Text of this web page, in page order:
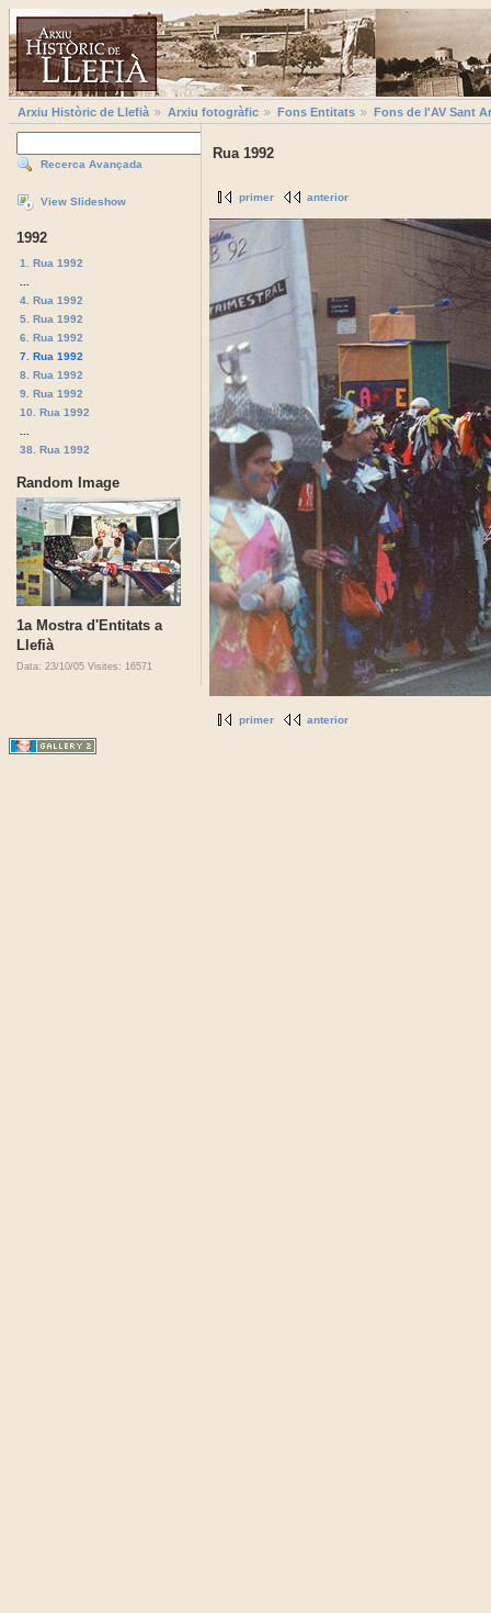
Arxiu Històric de Llefià Arxiu fotogràfic Fons Entitats Fons de l'AV Sant
Recerca Avançada
View Slideshow
1992
1. Rua 1992
4. Rua 1992
5. Rua 1992
6. Rua 1992
7. Rua 1992
8. Rua 1992
9. Rua 1992
10. Rua 1992
38. Rua 1992
Random Image
1a Mostra d'Entitats a
Llefià
Data: 23/10/05 Visites: 16571
Rua 1992
primer anterior
primer anterior